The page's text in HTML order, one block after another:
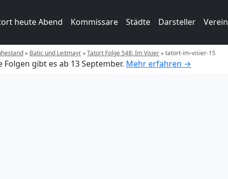
heute Abend Kommissare Städte Darsteller Verein
» Batic und Leitmayr»Tatort Folge 548: Im Visier»tatort-im-visier-15
Folgen gibt es ab 13 September. Mehr erfahren →